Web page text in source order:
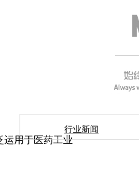
行业新闻
运用于医药工业